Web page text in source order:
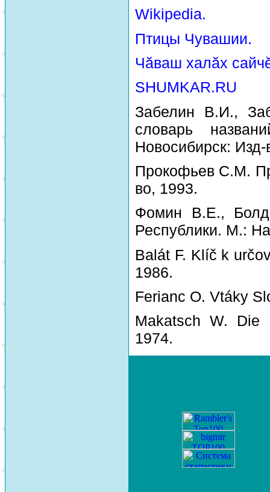
Wikipedia.
Птицы Чувашии.
Чăваш халăх
SHUMKAR.RU
Забелин В.И.,
словарь
Новосибирск:
Прокофьев С.М.
во, 1993.
Фомин В.Е., Болд
Республики. М.:
Balát F. Klíč k
1986.
Ferianc O. Vtáky
Makatsch W. Die
1974.